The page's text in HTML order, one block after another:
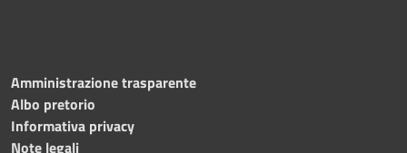
Amministrazione trasparente
Albo pretorio
Informativa privacy
Note legali